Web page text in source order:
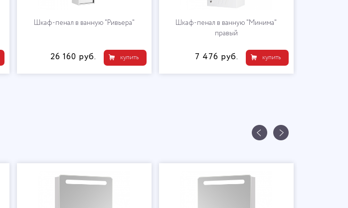
Шкаф-пенал в ванную "Ривьера"
купить
26 160 руб.
Шкаф-пенал в ванную "Минима"
правый
купить
7 476 руб.